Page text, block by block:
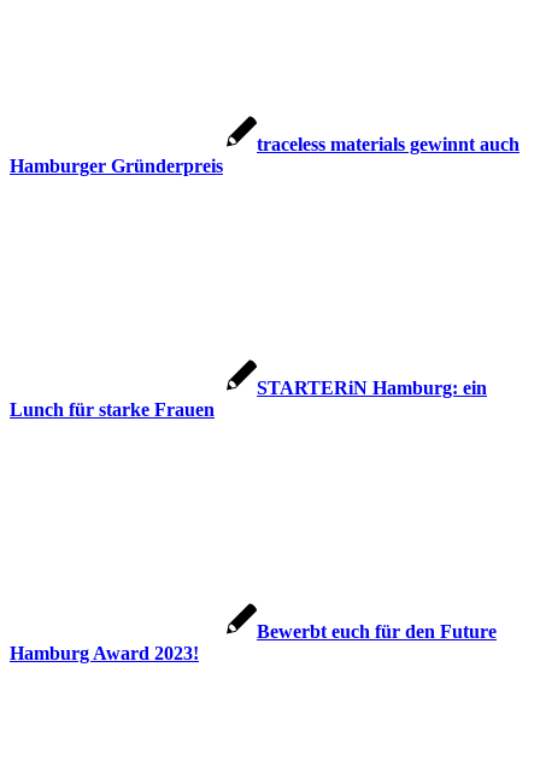
traceless materials gewinnt auch
Hamburger Gründerpreis
STARTERiN Hamburg: ein
Lunch für starke Frauen
Bewerbt euch für den Future
Hamburg Award 2023!